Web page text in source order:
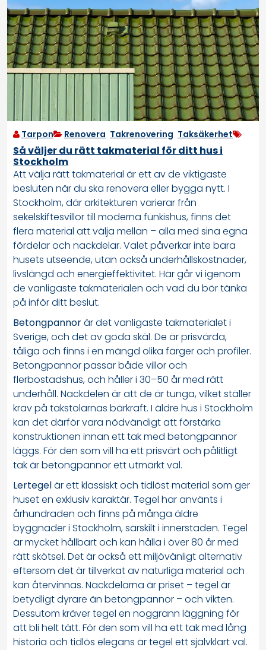
Tarpon Renovera Takrenovering Taksäkerhet
Så väljer du rätt takmaterial för ditt hus i
Stockholm
Att välja rätt takmaterial är ett av de viktigaste
besluten när du ska renovera eller bygga nytt. I
Stockholm, där arkitekturen varierar från
sekelskiftesvillor till moderna funkishus, finns det
flera material att välja mellan – alla med sina egna
fördelar och nackdelar. Valet påverkar inte bara
husets utseende, utan också underhållskostnader,
livslängd och energieffektivitet. Här går vi igenom
de vanligaste takmaterialen och vad du bör tänka
på inför ditt beslut.
Betongpannorär det vanligaste takmaterialet i
Sverige, och det av goda skäl. De är prisvärda,
tåliga och finns i en mängd olika färger och profiler.
Betongpannor passar både villor och
flerbostadshus, och håller i 30–50 år med rätt
underhåll. Nackdelen är att de är tunga, vilket ställer
krav på takstolarnas bärkraft. I äldre hus i Stockholm
kan det därför vara nödvändigt att förstärka
konstruktionen innan ett tak med betongpannor
läggs. För den som vill ha ett prisvärt och pålitligt
tak är betongpannor ett utmärkt val.
Lertegelär ett klassiskt och tidlöst material som ger
huset en exklusiv karaktär. Tegel har använts i
århundraden och finns på många äldre
byggnader i Stockholm, särskilt i innerstaden. Tegel
är mycket hållbart och kan hålla i över 80 år med
rätt skötsel. Det är också ett miljövänligt alternativ
eftersom det är tillverkat av naturliga material och
kan återvinnas. Nackdelarna är priset – tegel är
betydligt dyrare än betongpannor – och vikten.
Dessutom kräver tegel en noggrann läggning för
att bli helt tätt. För den som vill ha ett tak med lång
historia och tidlös elegans är tegel ett självklart val.